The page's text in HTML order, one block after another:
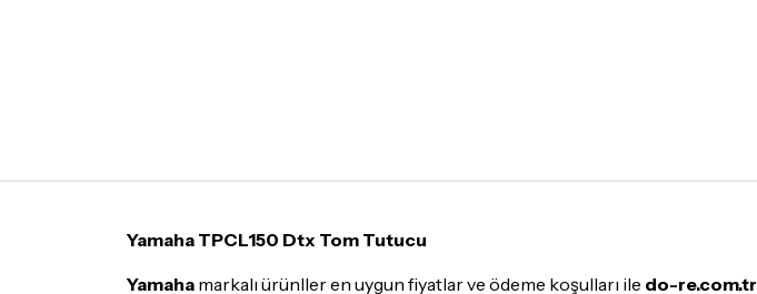
Yamaha TPCL150 Dtx Tom Tutucu
Yamaha markalı ürünller en uygun fiyatlar ve ödeme koşulları ile do-re.com.tr